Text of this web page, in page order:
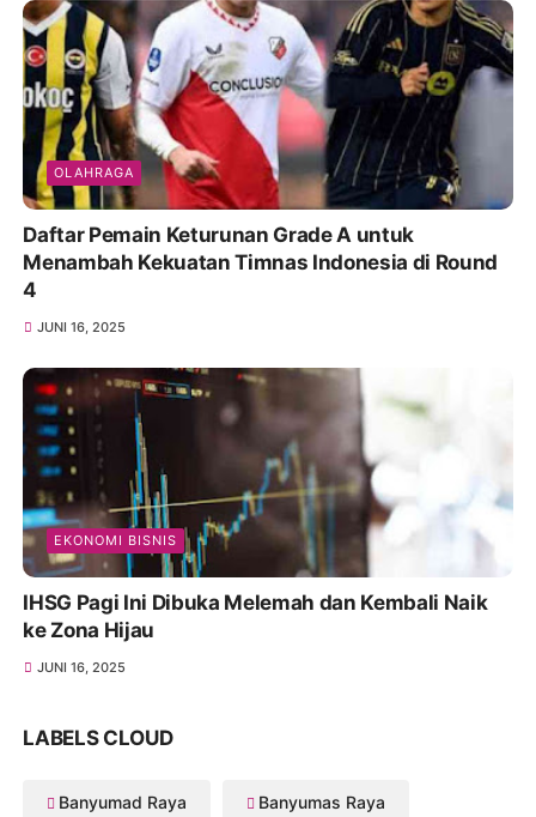
OLAHRAGA
Daftar Pemain Keturunan Grade A untuk
Menambah Kekuatan Timnas Indonesia di Round
4
JUNI 16, 2025
EKONOMI BISNIS
IHSG Pagi Ini Dibuka Melemah dan Kembali Naik
ke Zona Hijau
JUNI 16, 2025
LABELS CLOUD
Banyumad Raya Banyumas Raya